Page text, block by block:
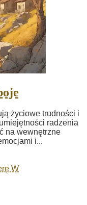
życiowe trudności i
radzenia
na wewnętrzne
i...
W